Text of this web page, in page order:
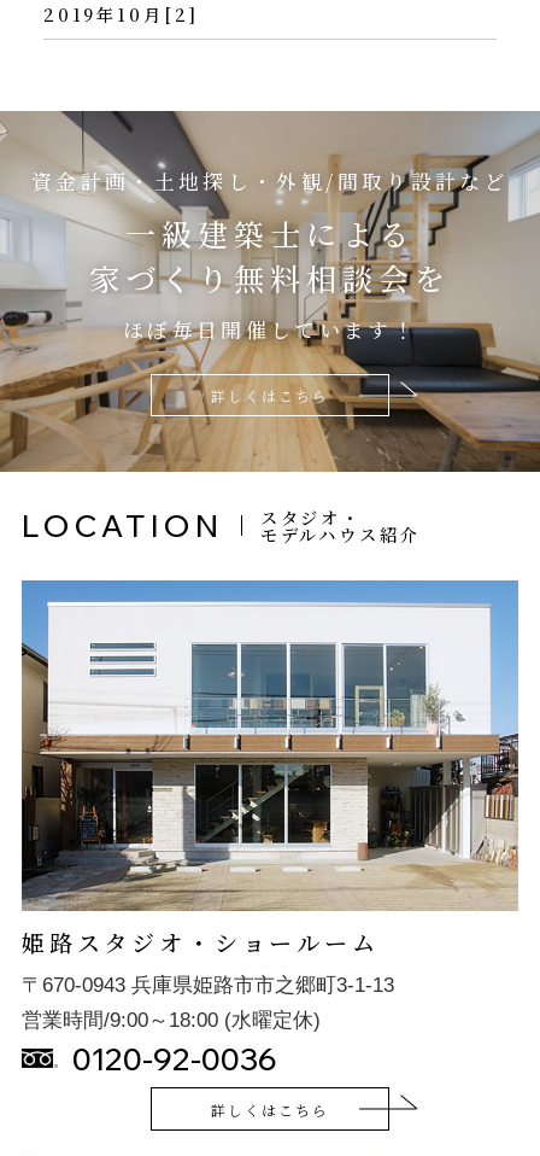
2019年10月[2]
資金計画・土地探し・外観/間取り設計など
一級建築士による
家づくり無料相談会を
ほぼ毎日開催しています！
詳しくはこちら
LOCATION スタジオ・
モデルハウス紹介
姫路スタジオ・ショールーム
〒670-0943 兵庫県姫路市市之郷町3-1-13
営業時間/9:00～18:00 (水曜定休)
0120-92-0036
詳しくはこちら